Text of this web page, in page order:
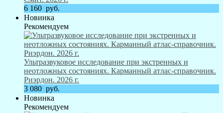
6 160 руб.
Новинка
Рекомендуем
Ультразвуковое исследование при экстренных и
неотложных состояниях. Карманный атлас-справочник.
Риэрдон. 2026 г.
3 080 руб.
Новинка
Рекомендуем